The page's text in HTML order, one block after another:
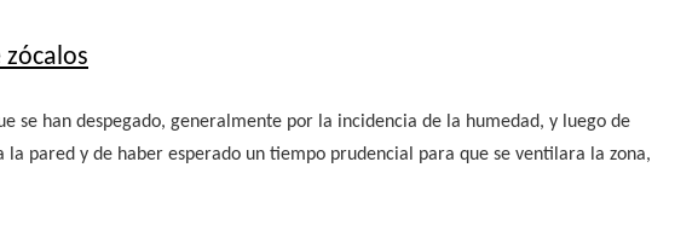
se han despegado, generalmente por la incidencia de la humedad, y luego de
pared y de haber esperado un tiempo prudencial para que se ventilara la zona,